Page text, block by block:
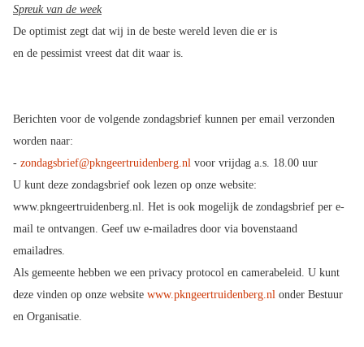
Spreuk van de week
De optimist zegt dat wij in de beste wereld leven die er is
en de pessimist vreest dat dit waar is.
Berichten voor de volgende zondagsbrief kunnen per email verzonden
worden naar:
- zondagsbrief@pkngeertruidenberg.nl voor vrijdag a.s. 18.00 uur
U kunt deze zondagsbrief ook lezen op onze website:
www.pkngeertruidenberg.nl. Het is ook mogelijk de zondagsbrief per e-
mail te ontvangen. Geef uw e-mailadres door via bovenstaand
emailadres.
Als gemeente hebben we een privacy protocol en camerabeleid. U kunt
deze vinden op onze website www.pkngeertruidenberg.nl onder Bestuur
en Organisatie.